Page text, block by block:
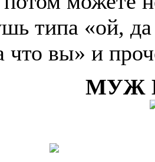
типа «ой,
что вы» и
МУЖ